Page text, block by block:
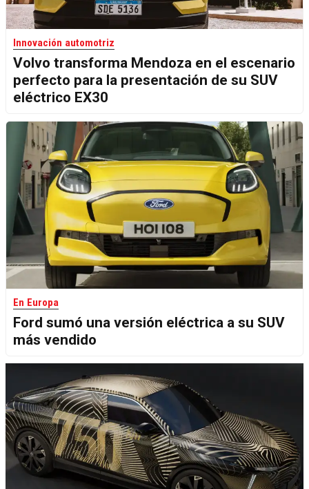
Innovación automotriz
Volvo transforma Mendoza en el escenario
perfecto para la presentación de su SUV
eléctrico EX30
En Europa
Ford sumó una versión eléctrica a su SUV
más vendido